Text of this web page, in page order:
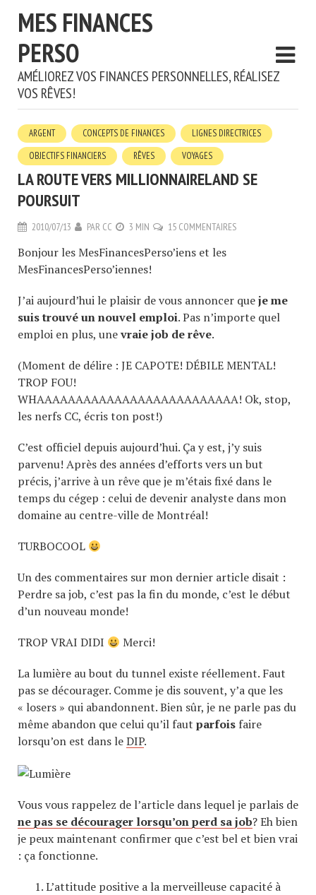
MES FINANCES
PERSO
AMÉLIOREZ VOS FINANCES PERSONNELLES, RÉALISEZ
VOS RÊVES!
ARGENT CONCEPTS DE FINANCES
LIGNES DIRECTRICES
OBJECTIFS FINANCIERS
RÊVES VOYAGES
LA ROUTE VERS MILLIONNAIRELAND SE
POURSUIT
2010/07/13 PAR CC 3 MIN 15 COMMENTAIRES
Bonjour les MesFinancesPerso’iens et les
MesFinancesPerso’iennes!
J’ai aujourd’hui le plaisir de vous annoncer queje me
suis trouvé un nouvel emploi. Pas n’importe quel
emploi en plus, unevraie job de rêve.
(Moment de délire : JE CAPOTE! DÉBILE MENTAL!
TROP FOU!
WHAAAAAAAAAAAAAAAAAAAAAAAAAA! Ok, stop,
les nerfs CC, écris ton post!)
C’est officiel depuis aujourd’hui. Ça y est, j’y suis
parvenu! Après des années d’efforts vers un but
précis, j’arrive à un rêve que je m’étais fixé dans le
temps du cégep : celui de devenir analyste dans mon
domaine au centre-ville de Montréal!
TURBOCOOL
Un des commentaires sur mon dernier article disait :
Perdre sa job, c’est pas la fin du monde, c’est le début
d’un nouveau monde!
TROP VRAI DIDI
Merci!
La lumière au bout du tunnel existe réellement. Faut
pas se décourager. Comme je dis souvent, y’a que les
« losers » qui abandonnent. Bien sûr, je ne parle pas du
même abandon que celui qu’il faut parfois faire
lorsqu’on est dans leDIP.
Vous vous rappelez de l’article dans lequel je parlais de
ne pas se décourager lorsqu’on perd sa job? Eh bien
je peux maintenant confirmer que c’est bel et bien vrai
: ça fonctionne.
L’attitude positive a la merveilleuse capacité à